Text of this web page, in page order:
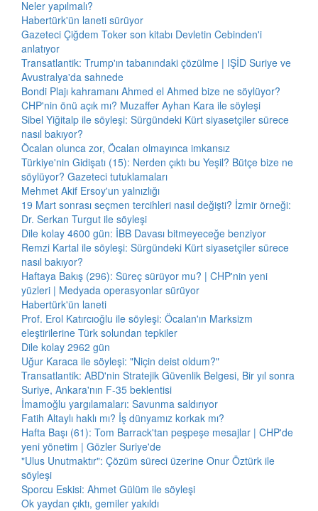
Neler yapılmalı?
Habertürk'ün laneti sürüyor
Gazeteci Çiğdem Toker son kitabı Devletin Cebinden'i
anlatıyor
Transatlantik: Trump'ın tabanındaki çözülme | IŞİD Suriye ve
Avustralya'da sahnede
Bondi Plajı kahramanı Ahmed el Ahmed bize ne söylüyor?
CHP'nin önü açık mı? Muzaffer Ayhan Kara ile söyleşi
Sibel Yiğitalp ile söyleşi: Sürgündeki Kürt siyasetçiler sürece
nasıl bakıyor?
Öcalan olunca zor, Öcalan olmayınca imkansız
Türkiye'nin Gidişatı (15): Nerden çıktı bu Yeşil? Bütçe bize ne
söylüyor? Gazeteci tutuklamaları
Mehmet Akif Ersoy'un yalnızlığı
19 Mart sonrası seçmen tercihleri nasıl değişti? İzmir örneği:
Dr. Serkan Turgut ile söyleşi
Dile kolay 4600 gün: İBB Davası bitmeyeceğe benziyor
Remzi Kartal ile söyleşi: Sürgündeki Kürt siyasetçiler sürece
nasıl bakıyor?
Haftaya Bakış (296): Süreç sürüyor mu? | CHP'nin yeni
yüzleri | Medyada operasyonlar sürüyor
Habertürk'ün laneti
Prof. Erol Katırcıoğlu ile söyleşi: Öcalan'ın Marksizm
eleştirilerine Türk solundan tepkiler
Dile kolay 2962 gün
Uğur Karaca ile söyleşi: "Niçin deist oldum?"
Transatlantik: ABD'nin Stratejik Güvenlik Belgesi, Bir yıl sonra
Suriye, Ankara'nın F-35 beklentisi
İmamoğlu yargılamaları: Savunma saldırıyor
Fatih Altaylı haklı mı? İş dünyamız korkak mı?
Hafta Başı (61): Tom Barrack'tan peşpeşe mesajlar | CHP'de
yeni yönetim | Gözler Suriye'de
"Ulus Unutmaktır": Çözüm süreci üzerine Onur Öztürk ile
söyleşi
Sporcu Eskisi: Ahmet Gülüm ile söyleşi
Ok yaydan çıktı, gemiler yakıldı